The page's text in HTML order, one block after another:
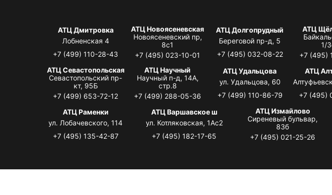
АТЦ Дмитровка
Лобненская 4
+7 (499) 110-28-43
АТЦ Новоясеневская
Новоясеневский пр,
8с1
+7 (495) 023-10-01
АТЦ Долгопрудный
Береговой пр-д, 5
+7 (495) 032-08-22
АТЦ
1/
+7 (495)
АТЦ Севастопольская
Севастопольский пр-
кт, 95Б
+7 (499) 653-72-12
АТЦ Научный
Научный п-д, 14А,
стр.8
+7 (499) 288-05-36
АТЦ Удальцова
ул. Удальцова, 60
+7 (499) 110-86-79
АТЦ
+7 (495)
АТЦ Раменки
ул. Лобачевского, 114
+7 (495) 135-42-87
АТЦ Варшавское ш
ул. Котляковская, 1Ас2
+7 (495) 182-17-65
АТЦ Измайлово
Сиреневый бульвар,
83б
+7 (495) 021-25-26